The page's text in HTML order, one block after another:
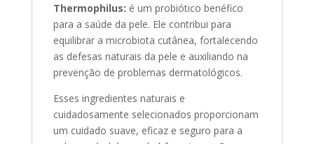
Thermophilus: é um probiótico benéfico
para a saúde da pele. Ele contribui para
equilibrar a microbiota cutânea, fortalecendo
as defesas naturais da pele e auxiliando na
prevenção de problemas dermatológicos.
Esses ingredientes naturais e
cuidadosamente selecionados proporcionam
um cuidado suave, eficaz e seguro para a